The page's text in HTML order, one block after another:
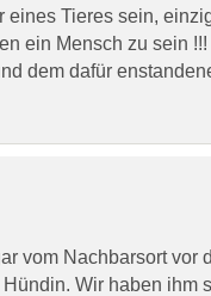
eines Tieres sein,
ein Mensch zu sein !!!
dem dafür
vom Nachbarsort vor
Wir haben ihm